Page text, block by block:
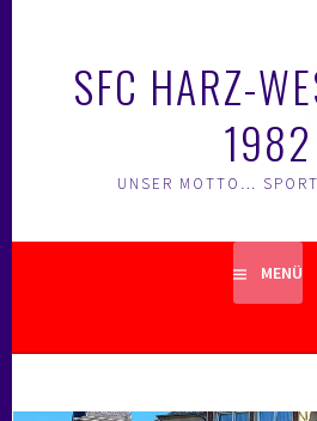
SFC HARZ-
1982
UNSER MOTTO…
MENÜ